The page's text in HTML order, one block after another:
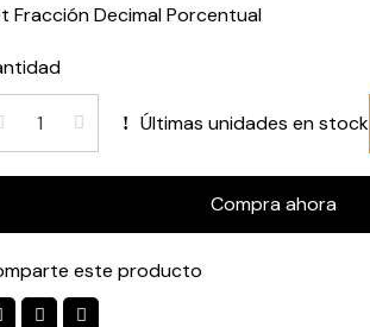
Fracción Decimal Porcentual
Últimas unidades en stock
Compra ahora
este producto